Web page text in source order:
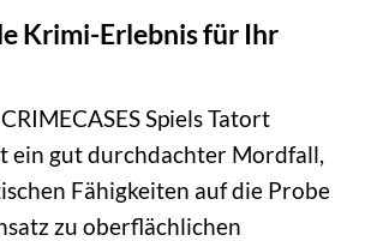
Krimi-Erlebnis für Ihr
Spiels Tatort
ein gut durchdachter Mordfall,
Fähigkeiten auf die Probe
zu oberflächlichen